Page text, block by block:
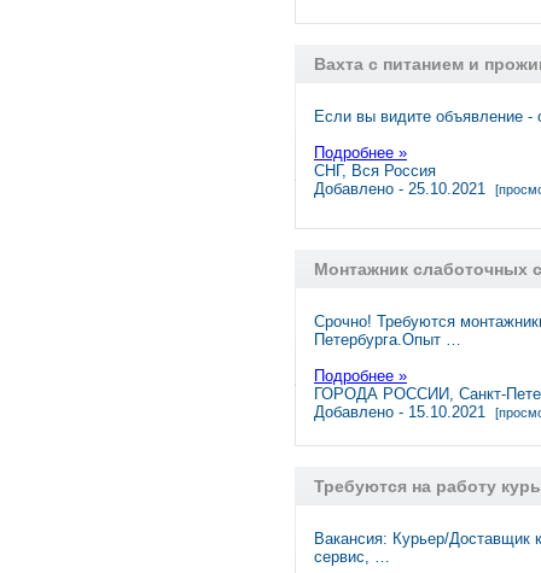
Вахта с питанием и
Если вы видите
Подробнее »
СНГ, Вся Россия
Добавлено - 25.10.2021
Монтажник слаботочных
Срочно! Требуются
Петербурга.Опыт …
Подробнее »
ГОРОДА РОССИИ, Санкт-
Добавлено - 15.10.2021
Требуются на работу
Вакансия: Курьер/Доставщик
сервис, …